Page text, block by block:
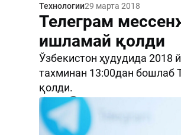
Технологии29 марта 2018
Телеграм
ишламай қолди
Ўзбекистон ҳудудида 2018
тахминан 13:00дан
қолди.
4206 0